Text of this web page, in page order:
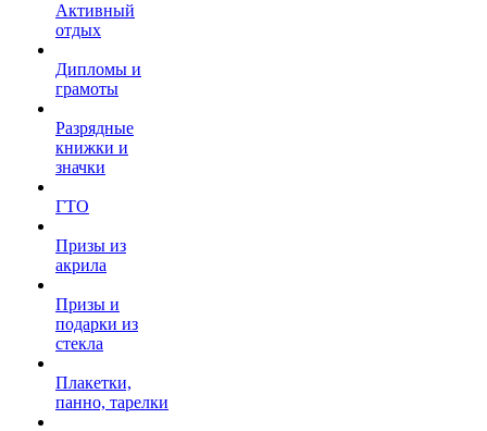
Активный
отдых
Дипломы и
грамоты
Разрядные
книжки и
значки
ГТО
Призы из
акрила
Призы и
подарки из
стекла
Плакетки,
панно, тарелки